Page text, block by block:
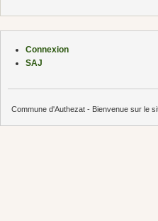
Connexion
SAJ
Commune d'Authezat - Bienvenue sur le